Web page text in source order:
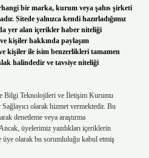
bir marka, kurum veya şahıs şirketi
Sitede yalnızca kendi hazırladığımız
yer alan içerikler haber niteliği
kişiler hakkında paylaşım
kişiler ile isim benzerlikleri tamamen
halindedir ve tavsiye niteliği
Bilgi Teknolojileri ve İletişim Kurumu
olarak hizmet vermektedir. Bu
denetleme veya araştırma
üyelerimiz yazdıkları içeriklerin
üye olarak bu sorumluluğu kabul etmiş